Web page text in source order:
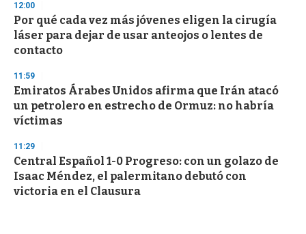
12:00
Por qué cada vez más jóvenes eligen la cirugía
láser para dejar de usar anteojos o lentes de
contacto
11:59
Emiratos Árabes Unidos afirma que Irán atacó
un petrolero en estrecho de Ormuz: no habría
víctimas
11:29
Central Español 1-0 Progreso: con un golazo de
Isaac Méndez, el palermitano debutó con
victoria en el Clausura